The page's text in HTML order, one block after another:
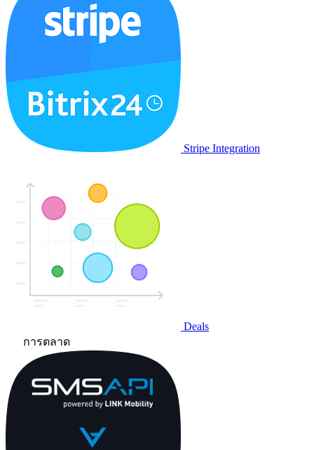
Stripe Integration
Deals
การตลาด